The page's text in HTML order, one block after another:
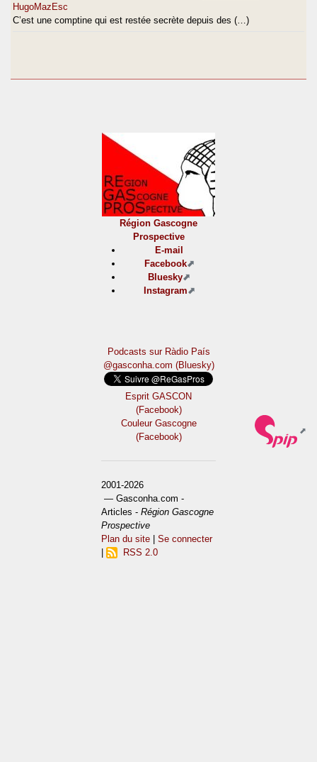
HugoMazEsc
C’est une comptine qui est restée secrète depuis des (…)
Région Gascogne
Prospective
E-mail
Facebook
Bluesky
Instagram
Podcasts sur Ràdio País
@gasconha.com (Bluesky)
Esprit GASCON
(Facebook)
Couleur Gascogne
(Facebook)
2001-2026
— Gasconha.com -
Articles -Région Gascogne
Prospective
Plan du site |Se connecter
RSS 2.0